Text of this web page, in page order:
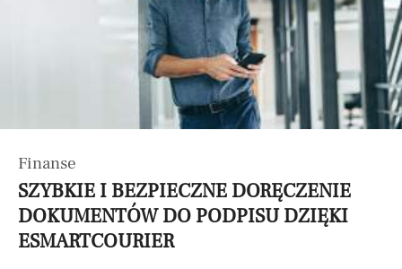
Finanse
SZYBKIE I BEZPIECZNE DORĘCZENIE
DOKUMENTÓW DO PODPISU DZIĘKI
ESMARTCOURIER